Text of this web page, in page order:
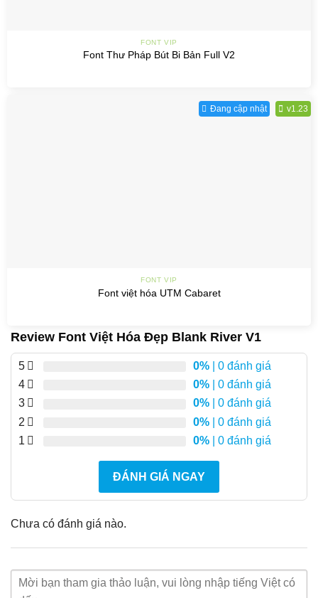
FONT VIP
Font Thư Pháp Bút Bi Bản Full V2
Đang cập nhật v1.23
FONT VIP
Font việt hóa UTM Cabaret
Review Font Việt Hóa Đẹp Blank River V1
5 0% | 0 đánh giá
4
0% | 0 đánh giá
3
0% | 0 đánh giá
2
0% | 0 đánh giá
1
0% | 0 đánh giá
ĐÁNH GIÁ NGAY
Chưa có đánh giá nào.